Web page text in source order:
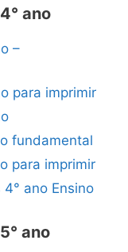
ano
–
para imprimir
fundamental
para imprimir
ano Ensino
ano